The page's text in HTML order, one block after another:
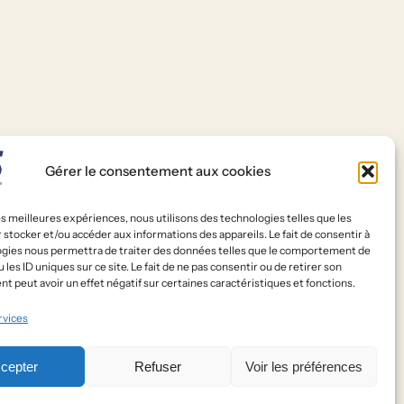
Gérer le consentement aux cookies
meilleures expériences, nous utilisons des technologies telles que les
stocker et/ou accéder aux informations des appareils. Le fait de consentir à
nous permettra de traiter des données telles que le comportement de
les ID uniques sur ce site. Le fait de ne pas consentir ou de retirer son
peut avoir un effet négatif sur certaines caractéristiques et fonctions.
Refuser Voir les préférences
sociaux